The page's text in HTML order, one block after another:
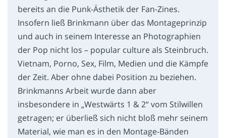
bereits an die Punk-Ästhetik der Fan-Zines.
Insofern ließ Brinkmann über das Montageprinzip
und auch in seinem Interesse an Photographien
der Pop nicht los – popular culture als Steinbruch.
Vietnam, Porno, Sex, Film, Medien und die Kämpfe
der Zeit. Aber ohne dabei Position zu beziehen.
Brinkmanns Arbeit wurde dann aber
insbesondere in „Westwärts 1 & 2“ vom Stilwillen
getragen; er überließ sich nicht bloß mehr seinem
Material, wie man es in den Montage-Bänden